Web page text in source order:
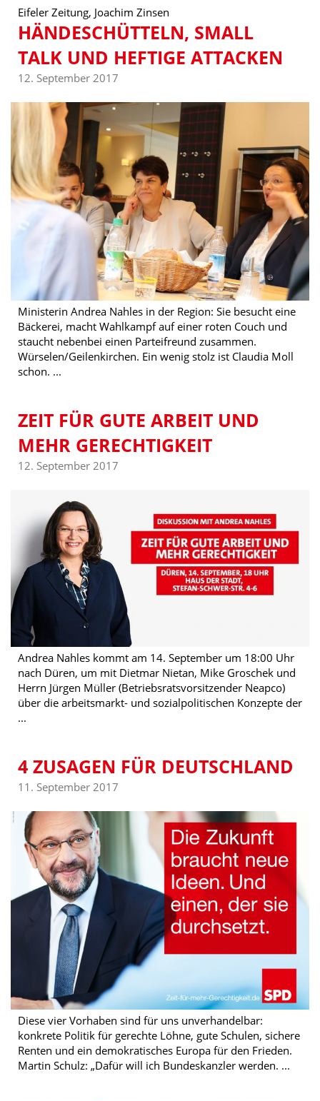
Eifeler Zeitung, Joachim Zinsen
HÄNDESCHÜTTELN, SMALL
TALK UND HEFTIGE ATTACKEN
12. September 2017
Ministerin Andrea Nahles in der Region: Sie besucht eine
Bäckerei, macht Wahlkampf auf einer roten Couch und
staucht nebenbei einen Parteifreund zusammen.
Würselen/Geilenkirchen. Ein wenig stolz ist Claudia Moll
schon. ...
ZEIT FÜR GUTE ARBEIT UND
MEHR GERECHTIGKEIT
12. September 2017
Andrea Nahles kommt am 14. September um 18:00 Uhr
nach Düren, um mit Dietmar Nietan, Mike Groschek und
Herrn Jürgen Müller (Betriebsratsvorsitzender Neapco)
über die arbeitsmarkt- und sozialpolitischen Konzepte der
...
4 ZUSAGEN FÜR DEUTSCHLAND
11. September 2017
Diese vier Vorhaben sind für uns unverhandelbar:
konkrete Politik für gerechte Löhne, gute Schulen, sichere
Renten und ein demokratisches Europa für den Frieden.
Martin Schulz: „Dafür will ich Bundeskanzler werden. ...